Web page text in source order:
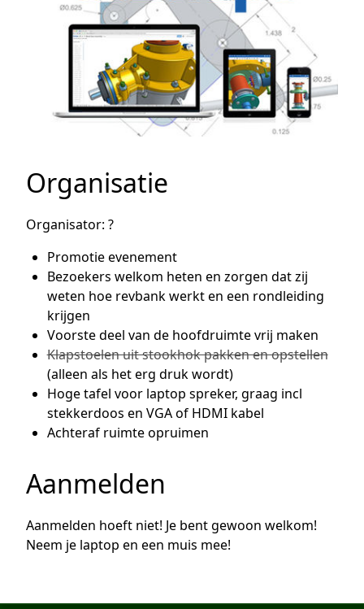
Organisatie
Organisator: ?
Promotie evenement
Bezoekers welkom heten en zorgen dat zij
weten hoe revbank werkt en een rondleiding
krijgen
Voorste deel van de hoofdruimte vrij maken
Klapstoelen uit stookhok pakken en opstellen
(alleen als het erg druk wordt)
Hoge tafel voor laptop spreker, graag incl
stekkerdoos en VGA of HDMI kabel
Achteraf ruimte opruimen
Aanmelden
Aanmelden hoeft niet! Je bent gewoon welkom!
Neem je laptop en een muis mee!